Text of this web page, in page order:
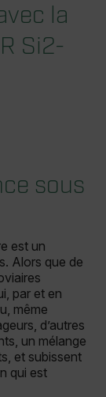
la
Si2-
sous
est un
Alors que de
par et en
même
d’autres
un mélange
et subissent
qui est